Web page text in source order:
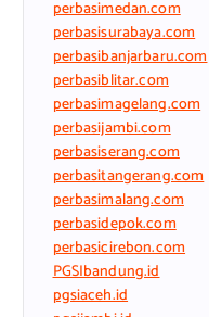
perbasimedan.com
perbasisurabaya.com
perbasibanjarbaru.com
perbasiblitar.com
perbasimagelang.com
perbasijambi.com
perbasiserang.com
perbasitangerang.com
perbasimalang.com
perbasidepok.com
perbasicirebon.com
PGSIbandung.id
pgsiaceh.id